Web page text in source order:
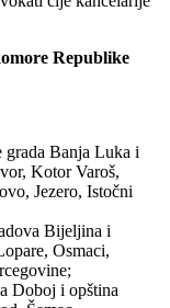
Republike
grada Banja Luka i
Kotor Varoš,
Jezero, Istočni
Bijelјina i
Osmaci,
Doboj i opština